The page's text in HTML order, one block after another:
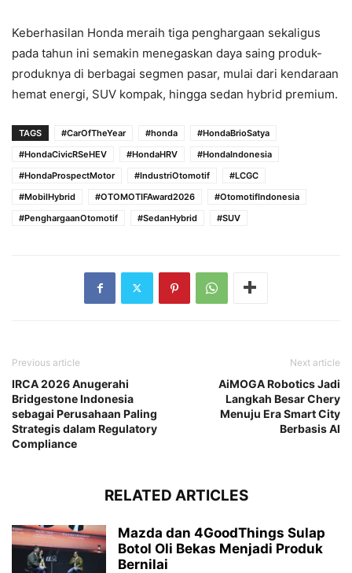
Keberhasilan Honda meraih tiga penghargaan sekaligus
pada tahun ini semakin menegaskan daya saing produk-
produknya di berbagai segmen pasar, mulai dari kendaraan
hemat energi, SUV kompak, hingga sedan hybrid premium.
TAGS #CarOfTheYear #honda
#HondaBrioSatya
#HondaCivicRSeHEV
#HondaHRV
#HondaIndonesia
#HondaProspectMotor
#IndustriOtomotif
#LCGC
#MobilHybrid
#OTOMOTIFAward2026
#OtomotifIndonesia
#PenghargaanOtomotif
#SedanHybrid #SUV
Previous article
IRCA 2026 Anugerahi
Bridgestone Indonesia
sebagai Perusahaan Paling
Strategis dalam Regulatory
Compliance
Next article
AiMOGA Robotics Jadi
Langkah Besar Chery
Menuju Era Smart City
Berbasis AI
RELATED ARTICLES
Mazda dan 4GoodThings Sulap
Botol Oli Bekas Menjadi Produk
Bernilai